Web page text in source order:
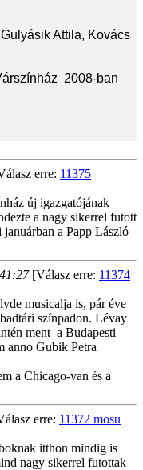
Attila, Kovács
2008-ban
erre: 11375
új igazgatójának
a nagy sikerrel futott
a Papp László
[Válasz erre: 11374
musicalja is, pár éve
színpadon. Lévay
ment a Budapesti
anno Gubik Petra
a Chicago-van és a
erre: 11372 mosu
itthon mindig is
nagy sikerrel futottak